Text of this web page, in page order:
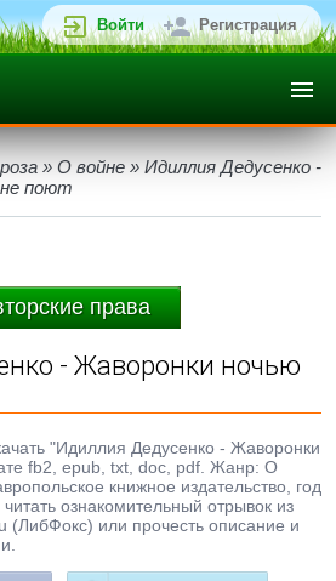
Войти Регистрация
» О войне » Идиллия Дедусенко -
поют
права
- Жаворонки ночью
"Идиллия Дедусенко - Жаворонки
fb2, epub, txt, doc, pdf. Жанр: О
книжное издательство, год
ознакомительный отрывок из
(ЛибФокс) или прочесть описание и